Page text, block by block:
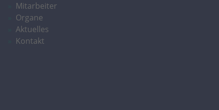
Mitarbeiter
Organe
Aktuelles
Kontakt